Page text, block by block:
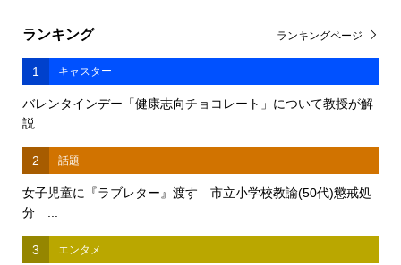
ランキング
1 キャスター
バレンタインデー「健康志向チョコレート」について教授が解
説
2 話題
女子児童に『ラブレター』渡す 市立小学校教諭(50代)懲戒処
分 ...
3 エンタメ
ランキングページ